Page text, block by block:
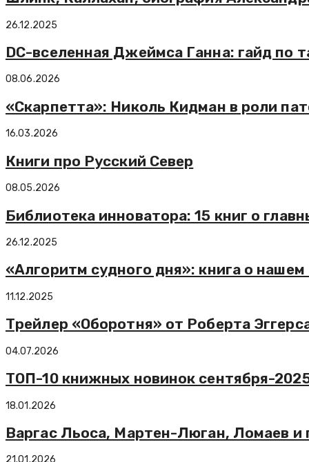
26.12.2025
DC-вселенная Джеймса Ганна: гайд по
08.06.2026
«Скарпетта»: Николь Кидман в роли
16.03.2026
Книги про Русский Север
08.05.2026
Библиотека инноватора: 15 книг о
26.12.2025
«Алгоритм судного дня»: книга о
11.12.2025
Трейлер «Оборотня» от Роберта
04.07.2026
ТОП-10 книжных новинок сентября-
18.01.2026
Варгас Льоса, Мартен-Люган, Ломаев и